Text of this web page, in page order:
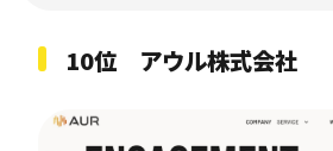
10位 アウル株式会社